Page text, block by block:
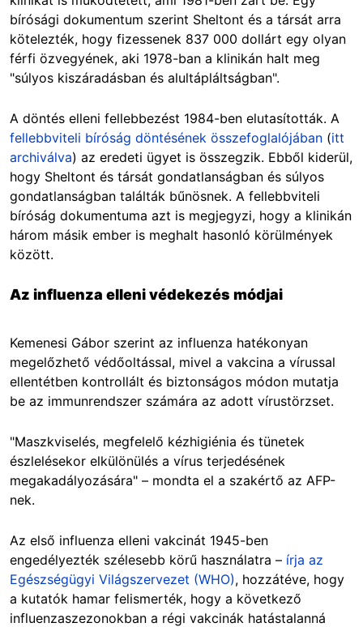
bírósági dokumentum szerint Sheltont és a társát arra
kötelezték, hogy fizessenek 837 000 dollárt egy olyan
férfi özvegyének, aki 1978-ban a klinikán halt meg
"súlyos kiszáradásban és alultápláltságban".
A döntés elleni fellebbezést 1984-ben elutasították. A
fellebbviteli bíróság döntésének összefoglalójában (itt
archiválva) az eredeti ügyet is összegzik. Ebből kiderül,
hogy Sheltont és társát gondatlanságban és súlyos
gondatlanságban találták bűnösnek. A fellebbviteli
bíróság dokumentuma azt is megjegyzi, hogy a klinikán
három másik ember is meghalt hasonló körülmények
között.
Az influenza elleni védekezés módjai
Kemenesi Gábor szerint az influenza hatékonyan
megelőzhető védőoltással, mivel a vakcina a vírussal
ellentétben kontrollált és biztonságos módon mutatja
be az immunrendszer számára az adott vírustörzset.
"Maszkviselés, megfelelő kézhigiénia és tünetek
észlelésekor elkülönülés a vírus terjedésének
megakadályozására" – mondta el a szakértő az AFP-
nek.
Az első influenza elleni vakcinát 1945-ben
engedélyezték szélesebb körű használatra – írja az
Egészségügyi Világszervezet (WHO), hozzátéve, hogy
a kutatók hamar felismerték, hogy a következő
influenzaszezonokban a régi vakcinák hatástalanná